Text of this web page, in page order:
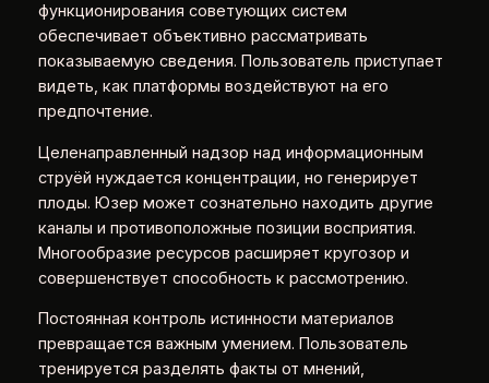
функционирования советующих систем
обеспечивает объективно рассматривать
показываемую сведения. Пользователь приступает
видеть, как платформы воздействуют на его
предпочтение.
Целенаправленный надзор над информационным
струёй нуждается концентрации, но генерирует
плоды. Юзер может сознательно находить другие
каналы и противоположные позиции восприятия.
Многообразие ресурсов расширяет кругозор и
совершенствует способность к рассмотрению.
Постоянная контроль истинности материалов
превращается важным умением. Пользователь
тренируется разделять факты от мнений,